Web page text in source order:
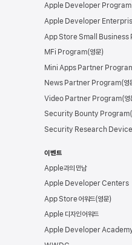
Apple Developer Program
Apple Developer
App Store Small Business
MFi Program
Mini Apps Partner
News Partner Program
Video Partner Program
Security Bounty Program
Security Research
이벤트
Apple과의 만남
Apple Developer Centers
App Store 어워드
Apple 디자인 어워드
Apple Developer